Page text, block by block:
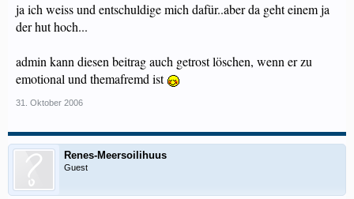
ja ich weiss und entschuldige mich dafür..aber da geht einem ja
der hut hoch...
admin kann diesen beitrag auch getrost löschen, wenn er zu
emotional und themafremd ist
31. Oktober 2006
Renes-Meersoilihuus
Guest